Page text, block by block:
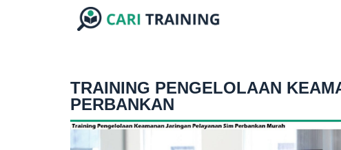
TRAINING PENGELOLAAN
PERBANKAN